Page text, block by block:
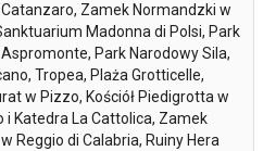
Zamek Normandzki w
Madonna di Polsi, Park
Park Narodowy Sila,
Tropea, Plaża Grotticelle,
w Pizzo, Kościół Piedigrotta w
i Katedra La Cattolica, Zamek
Reggio di Calabria, Ruiny Hera